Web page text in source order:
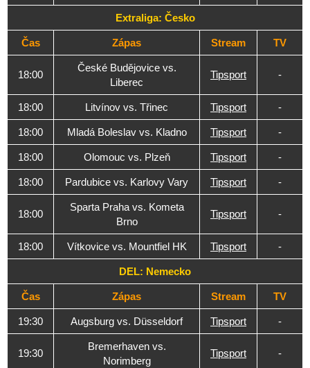
Extraliga: Česko
Čas Zápas Stream TV
18:00
České Budějovice vs.
Liberec
Tipsport -
18:00 Litvínov vs. Třinec Tipsport -
18:00 Mladá Boleslav vs. Kladno Tipsport -
18:00 Olomouc vs. Plzeň Tipsport -
18:00 Pardubice vs. Karlovy Vary Tipsport -
18:00
Sparta Praha vs. Kometa
Brno
Tipsport -
18:00 Vítkovice vs. Mountfiel HK Tipsport -
DEL: Nemecko
Čas Zápas Stream TV
19:30 Augsburg vs. Düsseldorf Tipsport -
19:30
Bremerhaven vs.
Norimberg
Tipsport -